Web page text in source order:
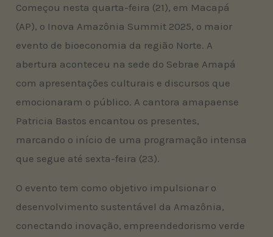
Começou nesta quarta-feira (21), em Macapá
(AP), o Inova Amazônia Summit 2025, o maior
evento de bioeconomia da região Norte. A
abertura aconteceu na sede do Sebrae Amapá
com apresentações culturais e discursos que
emocionaram o público. A cantora amapaense
Patricia Bastos encantou os presentes,
marcando o início de uma programação intensa
que segue até sexta-feira (23).
O evento tem como objetivo impulsionar o
desenvolvimento sustentável da Amazônia,
conectando inovação, empreendedorismo verde